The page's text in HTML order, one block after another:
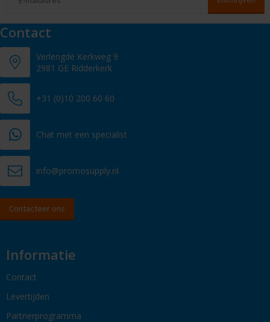
Contact
Verlengde Kerkweg 9
2981 GE Ridderkerk
+31 (0)10 200 60 60
Chat met een specialist
info@promosupply.nl
Contacteer ons
Informatie
Contact
Levertijden
Partnerprogramma